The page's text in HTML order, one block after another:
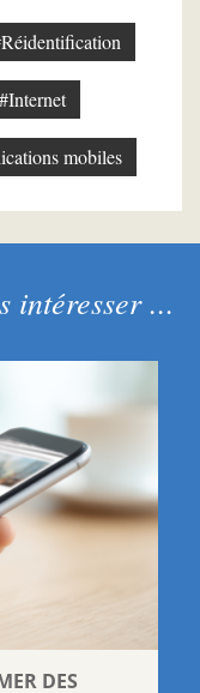
#Internet
mobiles
intéresser ...
DES